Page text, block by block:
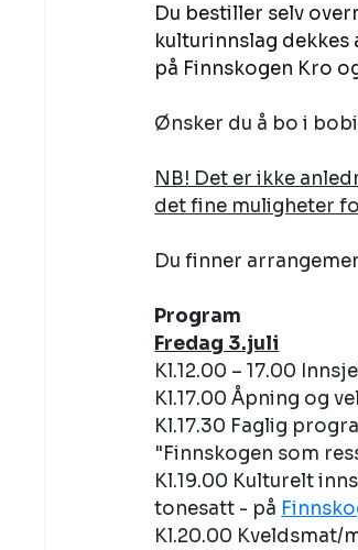
Du bestiller selv
kulturinnslag dekkes
på Finnskogen Kro
Ønsker du å bo i
NB! Det er ikke
det fine muligheter
Du finner
Program
Fredag 3.juli
Kl.12.00 – 17.00
Kl.17.00 Åpning og
Kl.17.30 Faglig
"Finnskogen som
Kl.19.00 Kulturelt
tonesatt - på
Kl.20.00 Kveldsmat/